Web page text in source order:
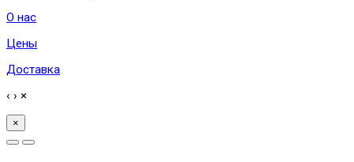
О нас
Цены
Доставка
‹ › ×
×